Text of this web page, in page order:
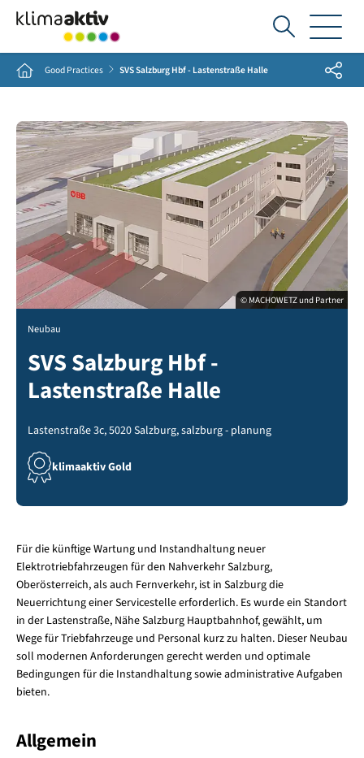
Ich
suche...
Home Good Practices SVS Salzburg Hbf - Lastenstraße Halle Share
© MACHOWETZ und Partner
Neubau
SVS Salzburg Hbf -
Lastenstraße Halle
Lastenstraße 3c, 5020 Salzburg, salzburg - planung
klimaaktiv Gold
Für die künftige Wartung und Instandhaltung neuer
Elektrotriebfahrzeugen für den Nahverkehr Salzburg,
Oberösterreich, als auch Fernverkehr, ist in Salzburg die
Neuerrichtung einer Servicestelle erforderlich. Es wurde ein Standort
in der Lastenstraße, Nähe Salzburg Hauptbahnhof, gewählt, um
Wege für Triebfahrzeuge und Personal kurz zu halten. Dieser Neubau
soll modernen Anforderungen gerecht werden und optimale
Bedingungen für die Instandhaltung sowie administrative Aufgaben
bieten.
Allgemein